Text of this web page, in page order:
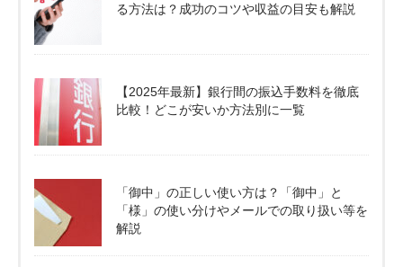
る方法は？成功のコツや収益の目安も解説
【2025年最新】銀行間の振込手数料を徹底
比較！どこが安いか方法別に一覧
「御中」の正しい使い方は？「御中」と
「様」の使い分けやメールでの取り扱い等を
解説